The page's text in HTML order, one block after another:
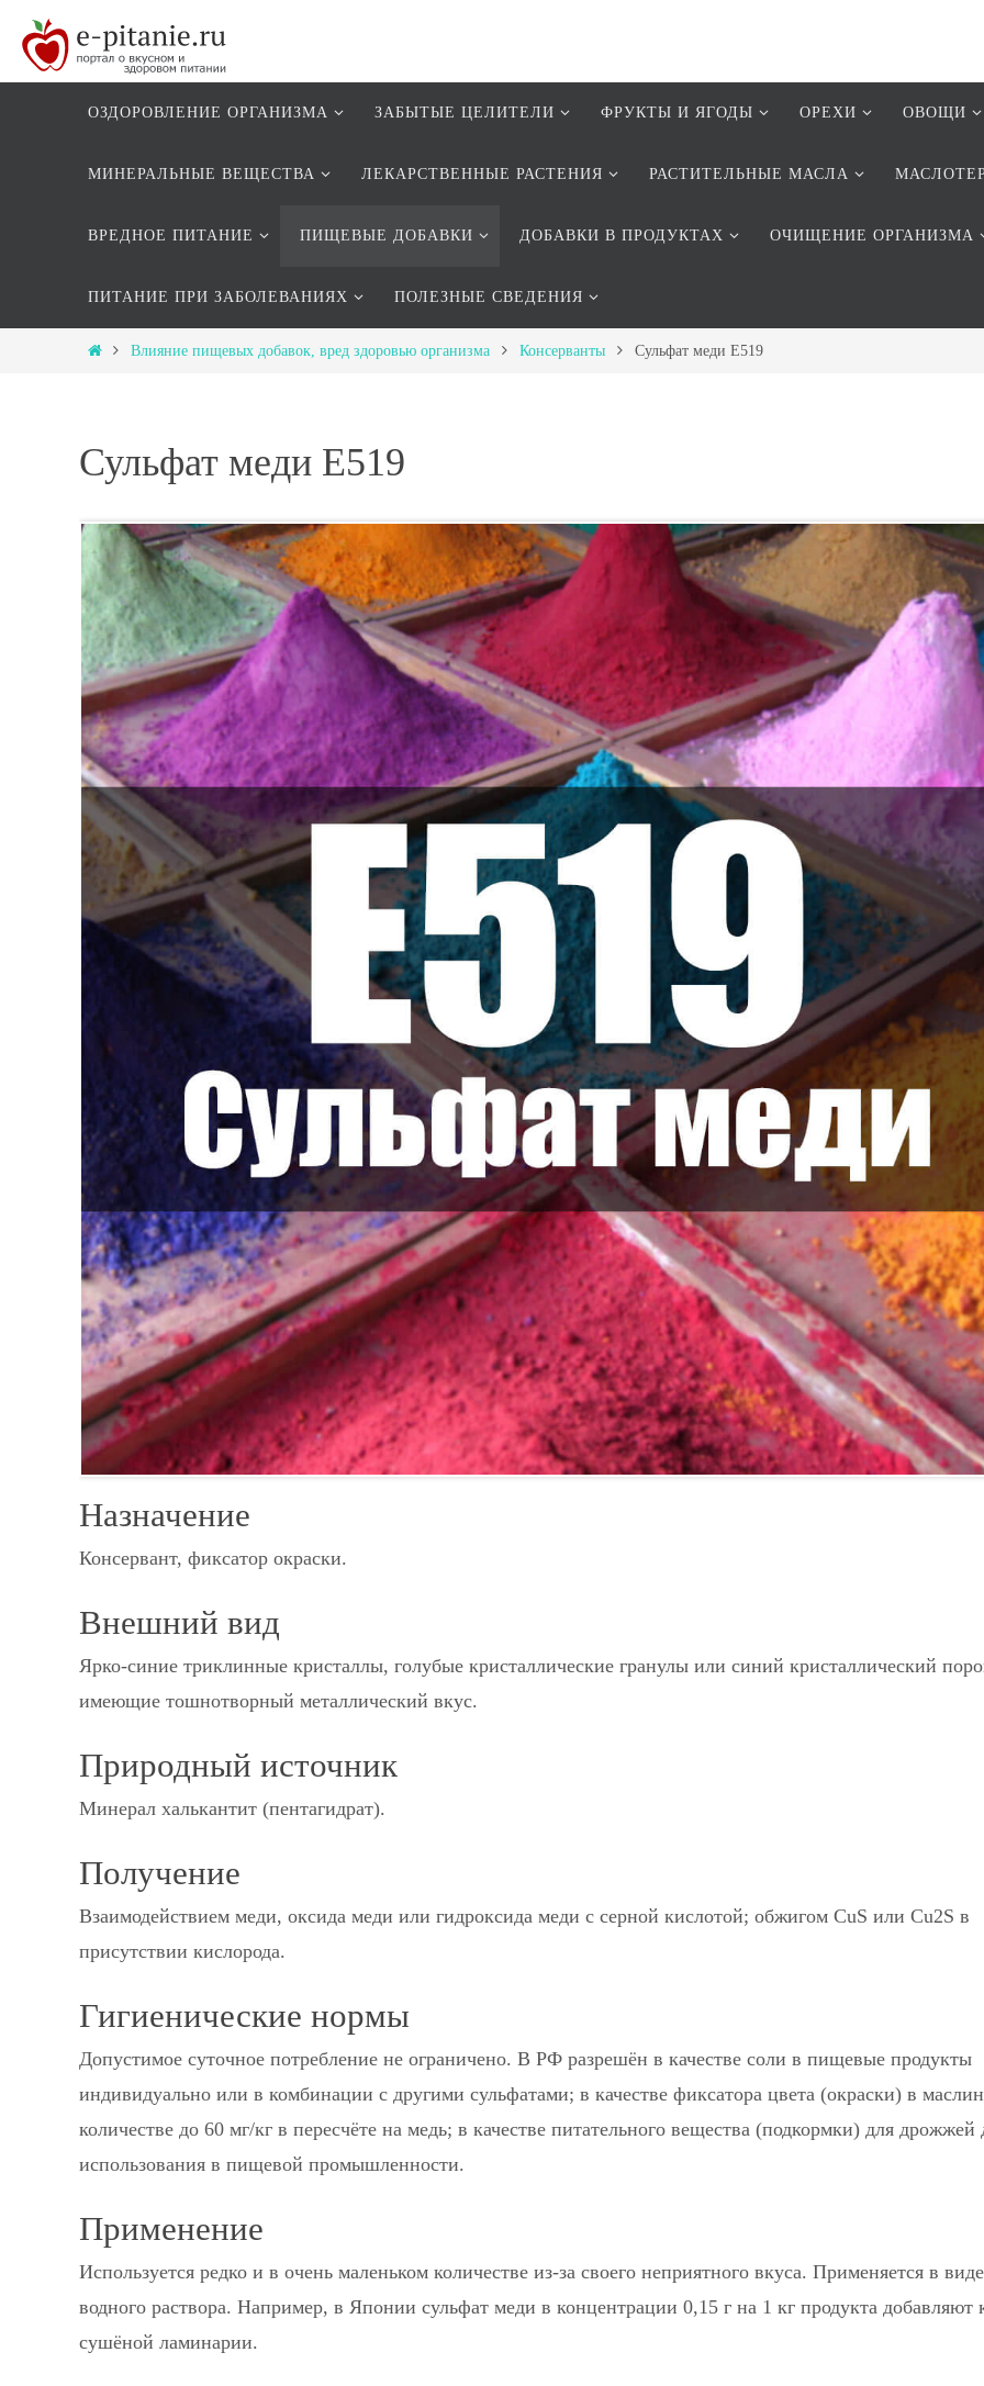
ОЗДОРОВЛЕНИЕ ОРГАНИЗМА ЗАБЫТЫЕ ЦЕЛИТЕЛИ ФРУКТЫ И ЯГОДЫ ОРЕХИ ОВОЩИ
МИНЕРАЛЬНЫЕ ВЕЩЕСТВА ЛЕКАРСТВЕННЫЕ РАСТЕНИЯ РАСТИТЕЛЬНЫЕ МАСЛА
ВРЕДНОЕ ПИТАНИЕ ПИЩЕВЫЕ ДОБАВКИ ДОБАВКИ В ПРОДУКТАХ ОЧИЩЕНИЕ ОРГАНИЗМА
ПИТАНИЕ ПРИ ЗАБОЛЕВАНИЯХ ПОЛЕЗНЫЕ СВЕДЕНИЯ
Влияние пищевых добавок, вред здоровью организма Консерванты Сульфат меди Е519
Сульфат меди Е519
Назначение
Консервант, фиксатор окраски.
Внешний вид
Ярко-синие триклинные кристаллы, голубые кристаллические гранулы или синий кристаллический
имеющие тошнотворный металлический вкус.
Природный источник
Минерал халькантит (пентагидрат).
Получение
Взаимодействием меди, оксида меди или гидроксида меди с серной кислотой; обжигом CuS или Cu2S в
присутствии кислорода.
Гигиенические нормы
Допустимое суточное потребление не ограничено. В РФ разрешён в качестве соли в пищевые продукты
индивидуально или в комбинации с другими сульфатами; в качестве фиксатора цвета (окраски) в
количестве до 60 мг/кг в пересчёте на медь; в качестве питательного вещества (подкормки) для дрожжей
использования в пищевой промышленности.
Применение
Используется редко и в очень маленьком количестве из-за своего неприятного вкуса. Применяется в виде
водного раствора. Например, в Японии сульфат меди в концентрации 0,15 г на 1 кг продукта добавляют
сушёной ламинарии.